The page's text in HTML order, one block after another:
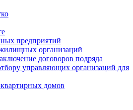
предприятий
организаций
договоров подряда
управляющих организаций для
домов